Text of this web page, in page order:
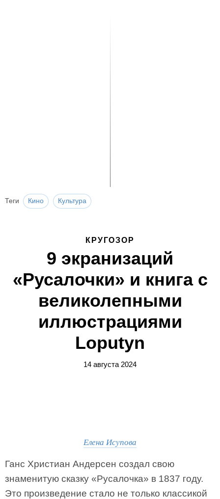
Теги Кино Культура
КРУГОЗОР
9 экранизаций
«Русалочки» и книга с
великолепными
иллюстрациями
Loputyn
14 августа 2024
Елена Исупова
Ганс Христиан Андерсен создал свою
знаменитую сказку «Русалочка» в 1837 году.
Это произведение стало не только классикой